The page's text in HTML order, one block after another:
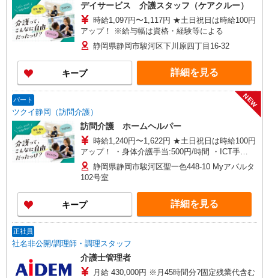
デイサービス 介護スタッフ（ケアクルー）
時給1,097円〜1,117円 ★土日祝日は時給100円
アップ！ ※給与幅は資格・経験等による
静岡県静岡市駿河区下川原四丁目16-32
キープ 詳細を見る
パート
ツクイ静岡（訪問介護）
NEW
訪問介護 ホームヘルパー
時給1,240円〜1,622円 ★土日祝日は時給100円
アップ！ ・身体介護手当:500円/時間 ・ICT手
当:2,000円/月 ・ケア→ケアの移動時間も賃金（時
給）を支給 ・特定事業所加算手当:60円/時間含む
※給与幅は資格・経験等による
静岡県静岡市駿河区聖一色448-10 Myアパルタ
102号室
キープ 詳細を見る
正社員
社名非公開/調理師・調理スタッフ
介護士管理者
月給 430,000円 ※月45時間分?固定残業代含む